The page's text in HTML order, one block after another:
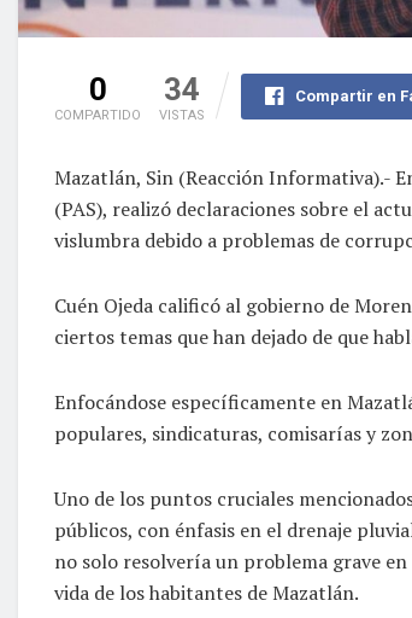
0
COMPARTIDO
34
VISTAS
Compartir en
Mazatlán, Sin (Reacción Informativa).-
(PAS), realizó declaraciones sobre el
vislumbra debido a problemas de
Cuén Ojeda calificó al gobierno de
ciertos temas que han dejado de que
Enfocándose específicamente en
populares, sindicaturas, comisarías y
Uno de los puntos cruciales
públicos, con énfasis en el drenaje
no solo resolvería un problema grave
vida de los habitantes de Mazatlán.